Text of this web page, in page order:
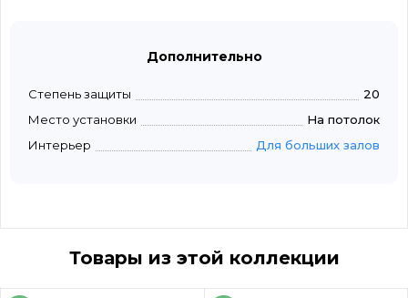
Дополнительно
Степень защиты
20
Место установки
На потолок
Интерьер
Для больших залов
Товары из этой коллекции